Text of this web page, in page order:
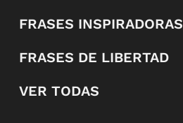
FRASES INSPIRADORAS
FRASES DE LIBERTAD
VER TODAS